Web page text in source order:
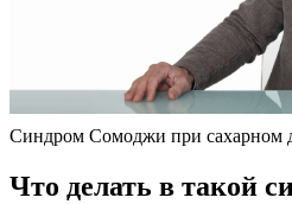
Синдром Сомоджи при сахарном
Что делать в такой